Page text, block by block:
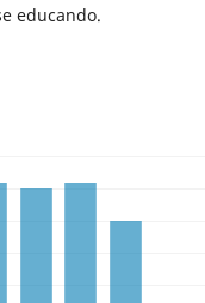
educando.